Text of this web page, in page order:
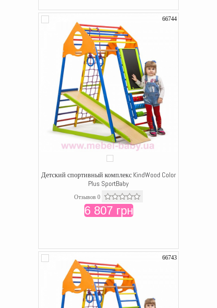
66744
Детский спортивный комплекс KindWood Color
Plus SportBaby
Отзывов 0
6 807 грн
66743